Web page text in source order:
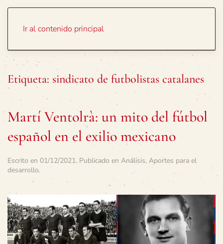
Ir al contenido principal
Etiqueta: sindicato de futbolistas catalanes
Martí Ventolrà: un mito del fútbol
español en el exilio mexicano
Escrito en 01/12/2021. Publicado en Análisis, Aportes para el
desarrollo.